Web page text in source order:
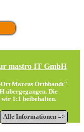
mastro IT GmbH
Marcus Orthbandt"
übergegangen. Die
1:1 beibehalten.
Alle Informationen =>